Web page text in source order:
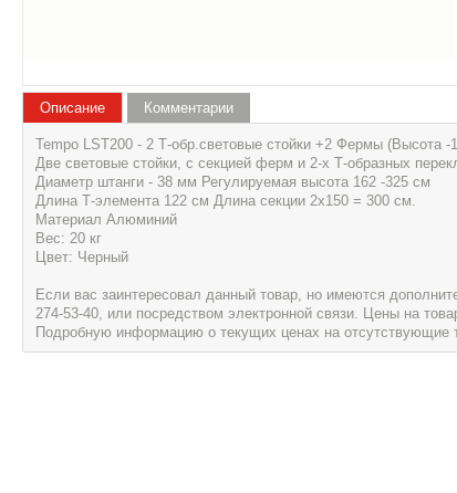
Описание
Tempo LST200 - 2 Т-обр.световые стойки +2 Фермы (Высота -
Две световые стойки, с секцией ферм и 2-х Т-образных
Диаметр штанги - 38 мм Регулируемая высота 162 -325 см
Длина Т-элемента 122 см Длина секции 2х150 = 300 см.
Материал Алюминий
Вес: 20 кг
Цвет: Черный
Если вас заинтересовал данный товар, но имеются
274-53-40, или посредством электронной связи. Цены на
Подробную информацию о текущих ценах на отсутствующие
Комментарии